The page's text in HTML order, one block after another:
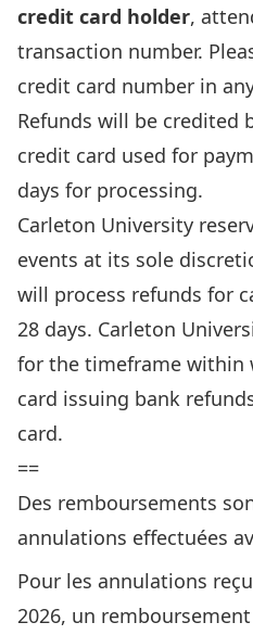
credit card holder,
transaction number.
credit card number in
Refunds will be credited
credit card used for
days for processing.
Carleton University
events at its sole
will process refunds for
28 days. Carleton
for the timeframe within
card issuing bank
card.
==
Des remboursements
annulations effectuées
Pour les annulations
2026, un